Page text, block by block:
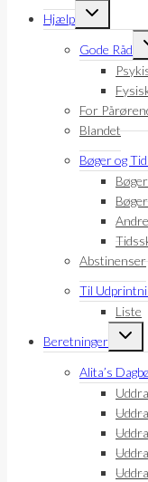
Hjælp
Skift
undermenu
Gode Råd
For
Blandet
Bøger og
Abstinenser
Til
Liste
Beretninger
Skift
Alita’s